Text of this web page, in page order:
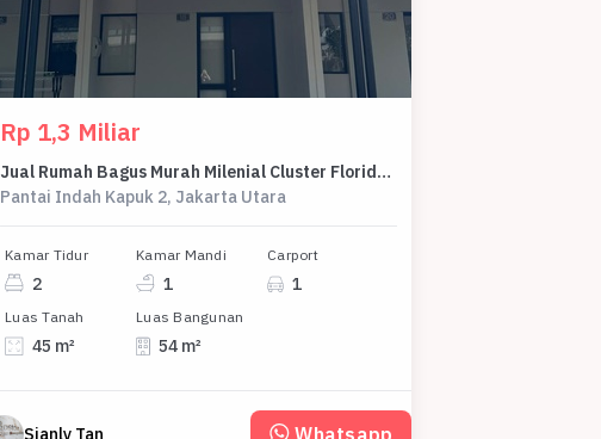
Rp 1,3 Miliar
Jual Rumah Bagus Murah Milenial Cluster Florida Pik2
Pantai Indah Kapuk 2, Jakarta Utara
Kamar Tidur
2
Kamar Mandi
1
Carport
1
Luas Tanah
45 m²
Luas Bangunan
54 m²
Sianly Tan Whatsapp